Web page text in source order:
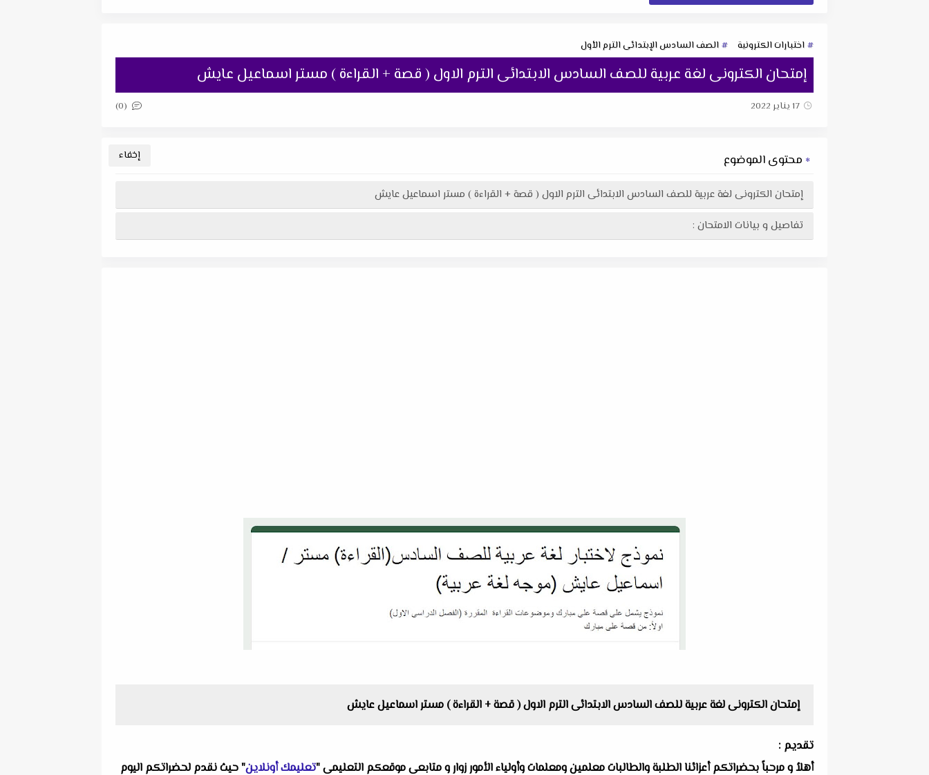
اختبارات الكترونية الصف السادس الإبتدائى الترم الأول
إمتحان الكترونى لغة عربية للصف السادس الابتدائى الترم الاول ( قصة + القراءة ) مستر اسماعيل عايش
17 يناير 2022 (0)
محتوى الموضوع
إمتحان الكترونى لغة عربية للصف السادس الابتدائى الترم الاول ( قصة + القراءة ) مستر اسماعيل عايش
تفاصيل و بيانات الامتحان :
إمتحان الكترونى لغة عربية للصف السادس الابتدائى الترم الاول ( قصة + القراءة ) مستر اسماعيل عايش
تقديم :
أهلاُ و مرحباً بحضراتكم أعزائنا الطلبة والطالبات معلمين ومعلمات وأولياء الأمور زوار و متابعى موقعكم التعليمى "تعليمك أونلاين" حيث نقدم لحضراتكم اليوم